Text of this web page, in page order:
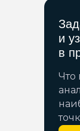
и
в
Что